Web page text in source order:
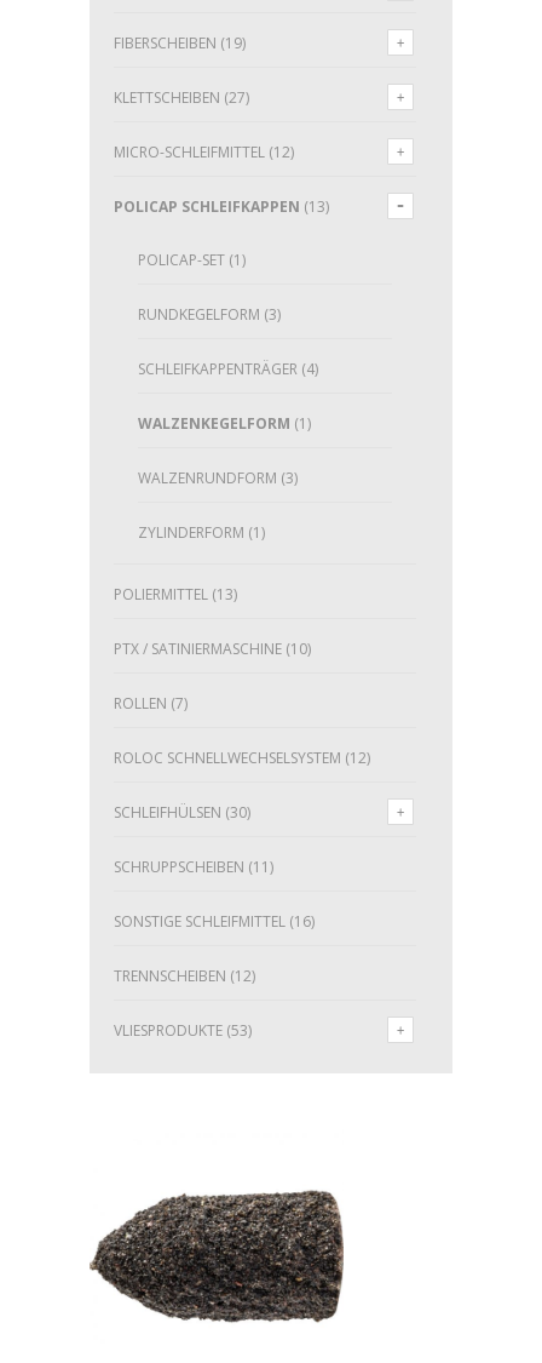
FIBERSCHEIBEN (19)
KLETTSCHEIBEN (27)
MICRO-SCHLEIFMITTEL (12)
POLICAP SCHLEIFKAPPEN (13)
POLICAP-SET (1)
RUNDKEGELFORM (3)
SCHLEIFKAPPENTRÄGER (4)
WALZENKEGELFORM (1)
WALZENRUNDFORM (3)
ZYLINDERFORM (1)
POLIERMITTEL (13)
PTX / SATINIERMASCHINE (10)
ROLLEN (7)
ROLOC SCHNELLWECHSELSYSTEM (12)
SCHLEIFHÜLSEN (30)
SCHRUPPSCHEIBEN (11)
SONSTIGE SCHLEIFMITTEL (16)
TRENNSCHEIBEN (12)
VLIESPRODUKTE (53)